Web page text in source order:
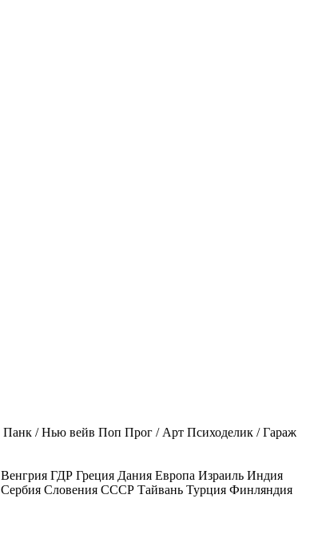
Панк / Нью вейв Поп Прог / Арт Психоделик / Гараж
Венгрия ГДР Греция Дания Европа Израиль Индия
Сербия Словения СССР Тайвань Турция Финляндия